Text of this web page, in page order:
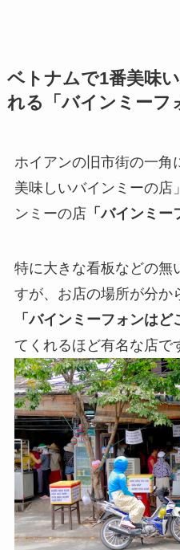
ベトナムで1番美味
れる「バインミーフ
ホイアンの旧市街の一角
美味しいバインミーの店
ンミーの店「バインミー
特に大きな看板などの無
すが、お店の場所が分か
「バインミーフォンはど
てくれるほど有名な店で